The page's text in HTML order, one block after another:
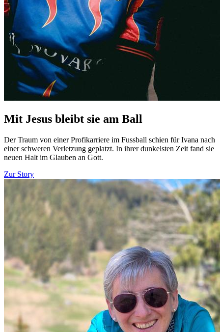
Mit Jesus bleibt sie am Ball
Der Traum von einer Profikarriere im Fussball schien für Ivana nach
einer schweren Verletzung geplatzt. In ihrer dunkelsten Zeit fand sie
neuen Halt im Glauben an Gott.
Zur Story